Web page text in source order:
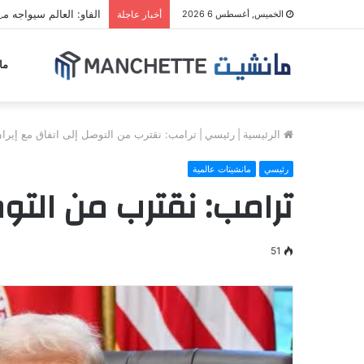
الخميس, أغسطس 6 2026 أخبار عاجلة الفاو: العالم سيواجه
الرئيسية رئيسي ترامب: نقترب من التوصل إلى اتفاق مع
رئيسي مانشيتات عالمية
ترامب: نقترب من
51